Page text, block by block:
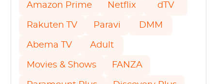
Amazon Prime Netflix dTV
Rakuten TV Paravi DMM
Abema TV Adult
Movies & Shows FANZA